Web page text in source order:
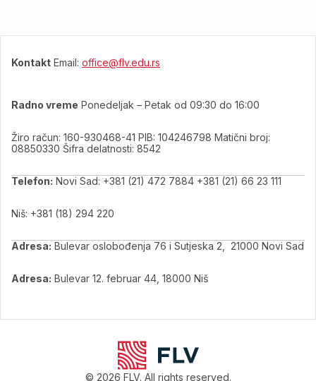
Kontakt Email: office@flv.edu.rs
Radno vreme Ponedeljak – Petak od 09:30 do 16:00
Žiro račun: 160-930468-41 PIB: 104246798 Matični broj:
08850330 Šifra delatnosti: 8542
Telefon: Novi Sad: +381 (21) 472 7884 +381 (21) 66 23 111
Niš: +381 (18) 294 220
Adresa: Bulevar oslobođenja 76 i Sutjeska 2, 21000 Novi Sad
Adresa: Bulevar 12. februar 44, 18000 Niš
© 2026 FLV. All rights reserved.